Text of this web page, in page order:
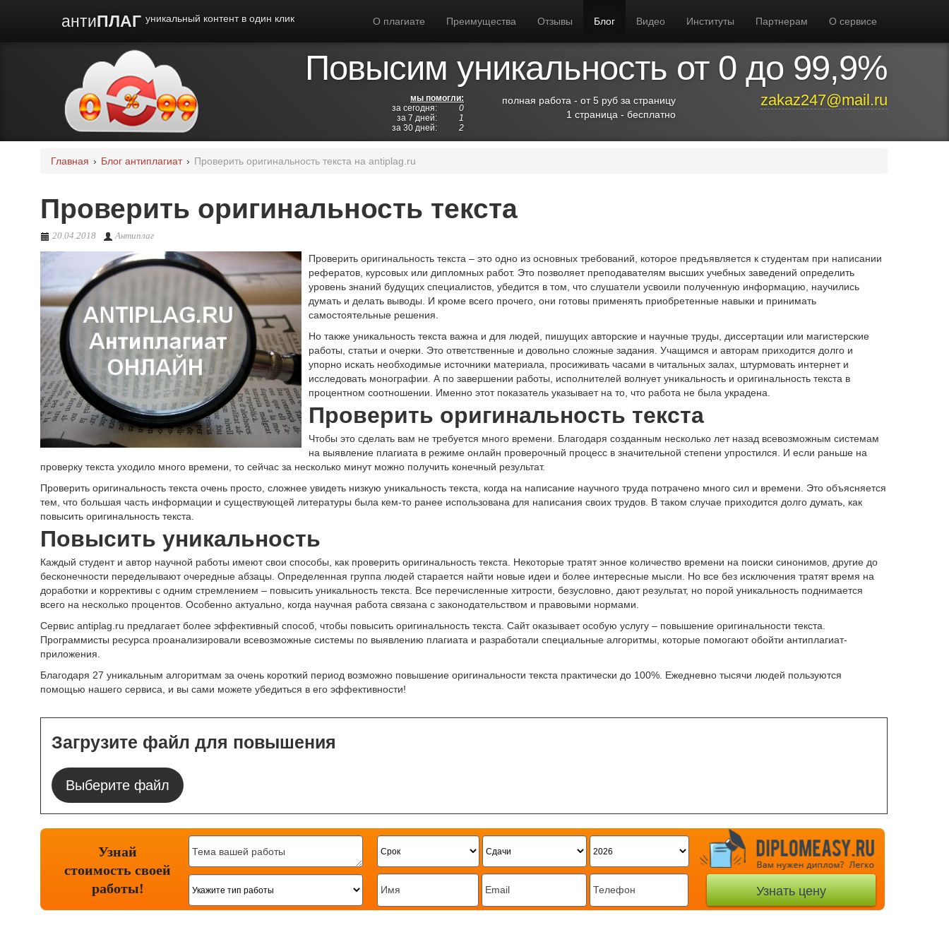
антиПЛАГ уникальный контент в один клик О плагиате Преимущества Отзывы Блог Видео Институты Партнерам О сервисе
Повысим уникальность от 0 до 99,9%
мы помогли:
за сегодня:
0
за 7 дней:
1
за 30 дней:
2
полная работа - от 5 руб за страницу
1 страница - бесплатно
zakaz247@mail.ru
Главная › Блог антиплагиат › Проверить оригинальность текста на antiplag.ru
Проверить оригинальность текста
20.04.2018 Антиплаг
Проверить оригинальность текста – это одно из основных требований, которое предъявляется к студентам при написании
рефератов, курсовых или дипломных работ. Это позволяет преподавателям высших учебных заведений определить
уровень знаний будущих специалистов, убедится в том, что слушатели усвоили полученную информацию, научились
думать и делать выводы. И кроме всего прочего, они готовы применять приобретенные навыки и принимать
самостоятельные решения.
Но также уникальность текста важна и для людей, пишущих авторские и научные труды, диссертации или магистерские
работы, статьи и очерки. Это ответственные и довольно сложные задания. Учащимся и авторам приходится долго и
упорно искать необходимые источники материала, просиживать часами в читальных залах, штурмовать интернет и
исследовать монографии. А по завершении работы, исполнителей волнует уникальность и оригинальность текста в
процентном соотношении. Именно этот показатель указывает на то, что работа не была украдена.
Проверить оригинальность текста
Чтобы это сделать вам не требуется много времени. Благодаря созданным несколько лет назад всевозможным системам
на выявление плагиата в режиме онлайн проверочный процесс в значительной степени упростился. И если раньше на
проверку текста уходило много времени, то сейчас за несколько минут можно получить конечный результат.
Проверить оригинальность текста очень просто, сложнее увидеть низкую уникальность текста, когда на написание научного труда потрачено много сил и времени. Это объясняется
тем, что большая часть информации и существующей литературы была кем-то ранее использована для написания своих трудов. В таком случае приходится долго думать, как
повысить оригинальность текста.
Повысить уникальность
Каждый студент и автор научной работы имеют свои способы, как проверить оригинальность текста. Некоторые тратят энное количество времени на поиски синонимов, другие до
бесконечности переделывают очередные абзацы. Определенная группа людей старается найти новые идеи и более интересные мысли. Но все без исключения тратят время на
доработки и коррективы с одним стремлением – повысить уникальность текста. Все перечисленные хитрости, безусловно, дают результат, но порой уникальность поднимается
всего на несколько процентов. Особенно актуально, когда научная работа связана с законодательством и правовыми нормами.
Сервис antiplag.ru предлагает более эффективный способ, чтобы повысить оригинальность текста. Сайт оказывает особую услугу – повышение оригинальности текста.
Программисты ресурса проанализировали всевозможные системы по выявлению плагиата и разработали специальные алгоритмы, которые помогают обойти антиплагиат-
приложения.
Благодаря 27 уникальным алгоритмам за очень короткий период возможно повышение оригинальности текста практически до 100%. Ежедневно тысячи людей пользуются
помощью нашего сервиса, и вы сами можете убедиться в его эффективности!
Загрузите файл для повышения
Выберите файл
Узнай
стоимость своей
работы!